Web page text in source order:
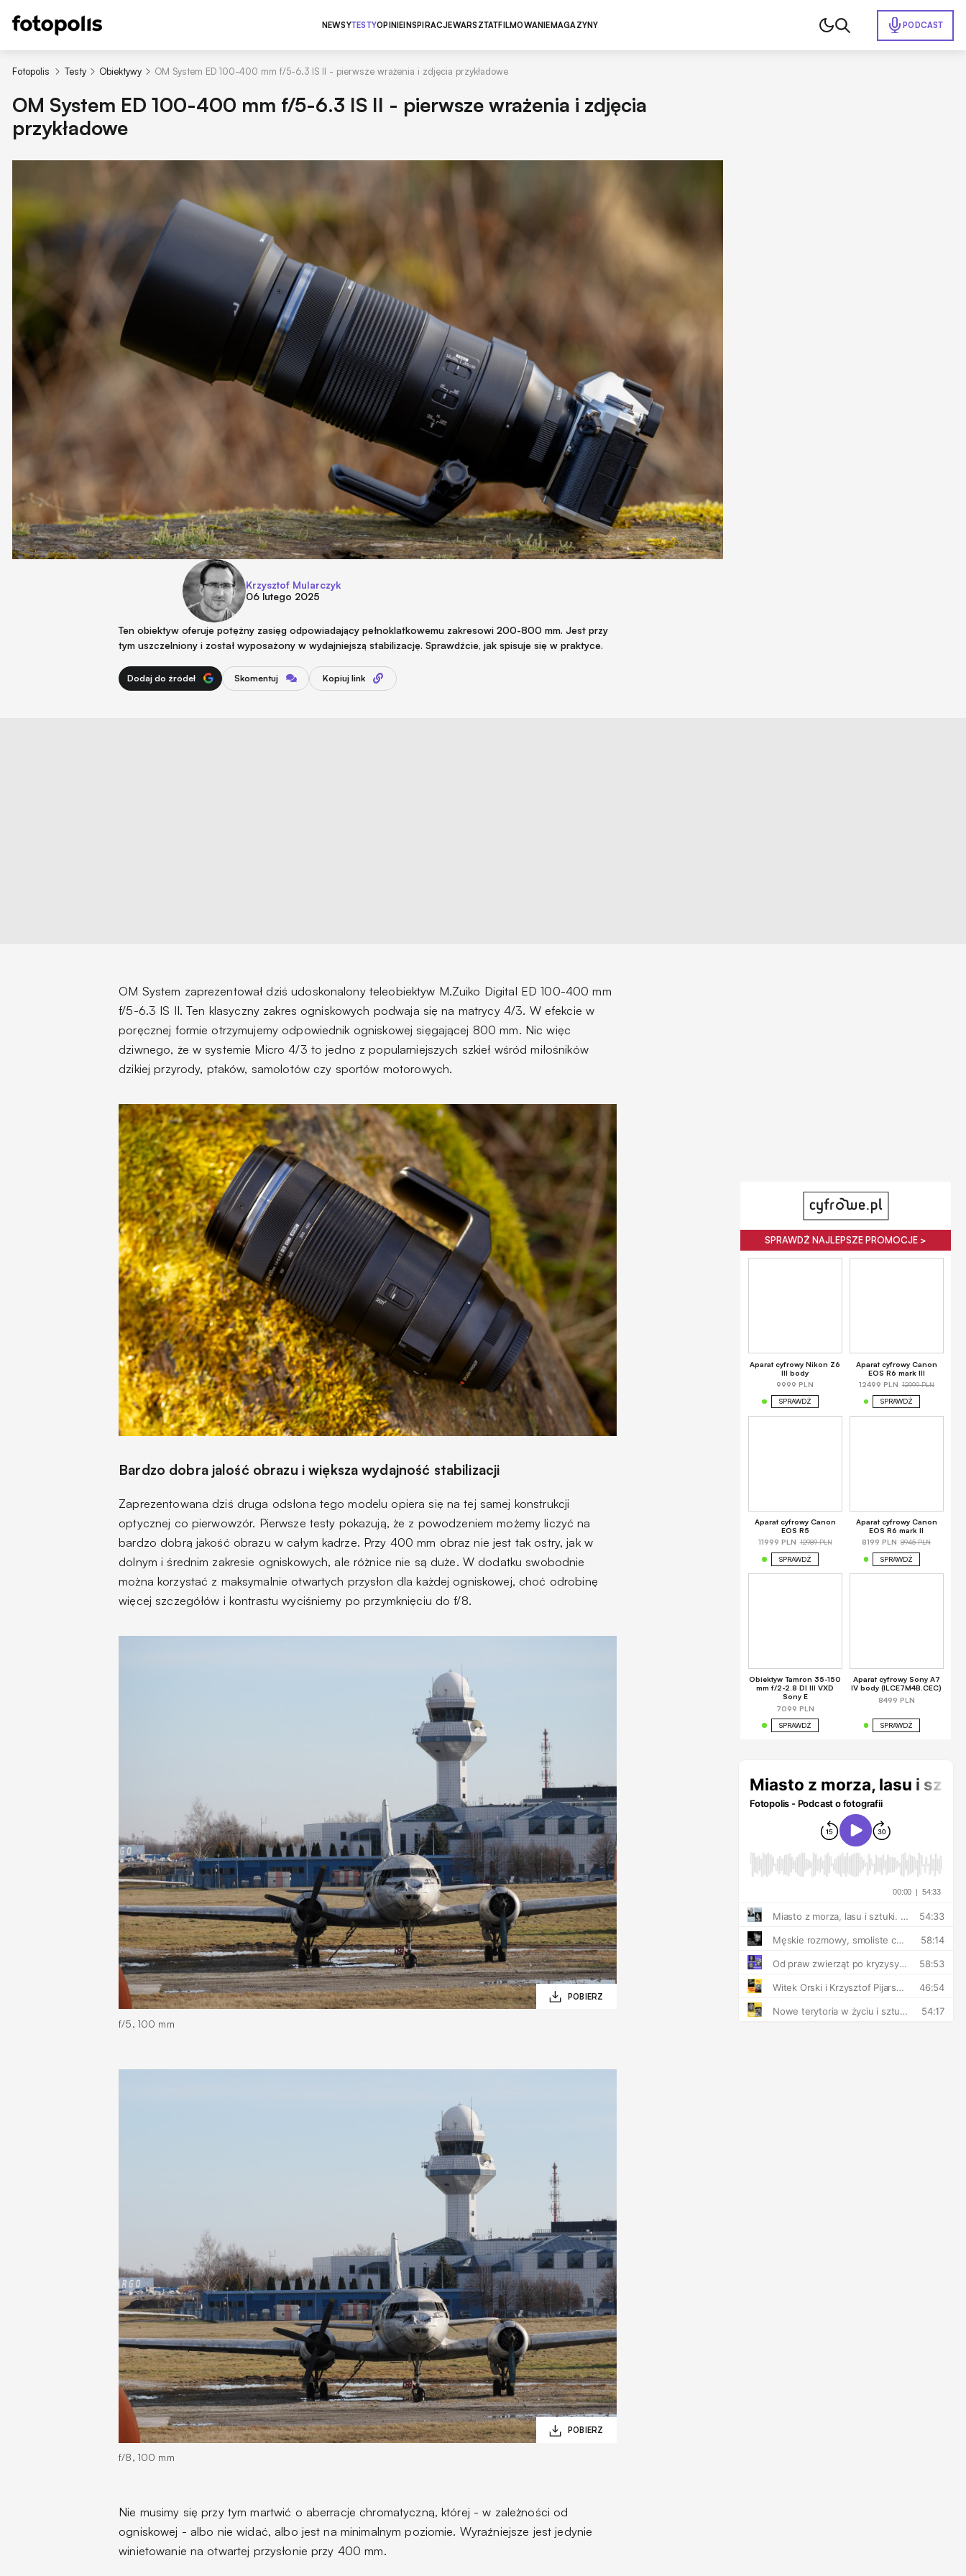
NEWSYTESTYOPINIEINSPIRACJEWARSZTATFILMOWANIEMAGAZYNY PODCAST
Fotopolis Testy Obiektywy OM System ED 100-400 mm f/5-6.3 IS II - pierwsze wrażenia i zdjęcia przykładowe
OM System ED 100-400 mm f/5-6.3 IS II - pierwsze wrażenia i zdjęcia
przykładowe
Krzysztof Mularczyk
06 lutego 2025
Ten obiektyw oferuje potężny zasięg odpowiadający pełnoklatkowemu zakresowi 200-800 mm. Jest przy
tym uszczelniony i został wyposażony w wydajniejszą stabilizację. Sprawdźcie, jak spisuje się w praktyce.
Dodaj do źródeł Skomentuj Kopiuj link
OM System zaprezentował dziś udoskonalony teleobiektyw M.Zuiko Digital ED 100-400 mm
f/5-6.3 IS II. Ten klasyczny zakres ogniskowych podwaja się na matrycy 4/3. W efekcie w
poręcznej formie otrzymujemy odpowiednik ogniskowej sięgającej 800 mm. Nic więc
dziwnego, że w systemie Micro 4/3 to jedno z popularniejszych szkieł wśród miłośników
dzikiej przyrody, ptaków, samolotów czy sportów motorowych.
Bardzo dobra jalość obrazu i większa wydajność stabilizacji
Zaprezentowana dziś druga odsłona tego modelu opiera się na tej samej konstrukcji
optycznej co pierwowzór. Pierwsze testy pokazują, że z powodzeniem możemy liczyć na
bardzo dobrą jakość obrazu w całym kadrze. Przy 400 mm obraz nie jest tak ostry, jak w
dolnym i średnim zakresie ogniskowych, ale różnice nie są duże. W dodatku swobodnie
można korzystać z maksymalnie otwartych przysłon dla każdej ogniskowej, choć odrobinę
więcej szczegółów i kontrastu wyciśniemy po przymknięciu do f/8.
f/5, 100 mm
f/8, 100 mm
Nie musimy się przy tym martwić o aberracje chromatyczną, której - w zależności od
ogniskowej - albo nie widać, albo jest na minimalnym poziomie. Wyraźniejsze jest jedynie
winietowanie na otwartej przysłonie przy 400 mm.
SPRAWDŹ NAJLEPSZE PROMOCJE >
Aparat cyfrowy Nikon Z6
III body
9999 PLN
SPRAWDŹ
Aparat cyfrowy Canon
EOS R6 mark III
12499 PLN 12999 PLN
SPRAWDŹ
Aparat cyfrowy Canon
EOS R5
11999 PLN 12989 PLN
SPRAWDŹ
Aparat cyfrowy Canon
EOS R6 mark II
8199 PLN 8945 PLN
SPRAWDŹ
Obiektyw Tamron 35-150
mm f/2-2.8 DI III VXD
Sony E
7099 PLN
SPRAWDŹ
Aparat cyfrowy Sony A7
IV body (ILCE7M4B.CEC)
8499 PLN
SPRAWDŹ